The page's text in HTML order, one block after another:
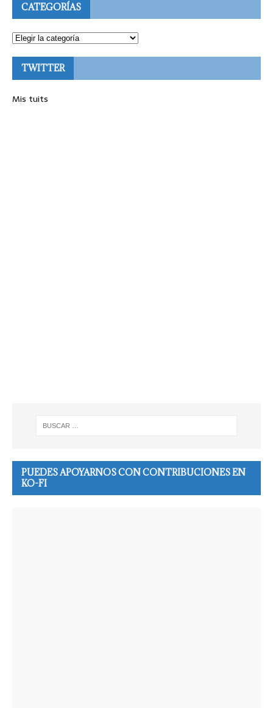
CATEGORÍAS
TWITTER
Mis tuits
PUEDES APOYARNOS CON CONTRIBUCIONES EN
KO-FI